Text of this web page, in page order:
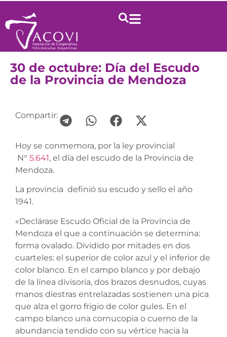
30 de octubre: Día del Escudo
de la Provincia de Mendoza
Compartir:
Hoy se conmemora, por la ley provincial
N° 5.641, el día del escudo de la Provincia de
Mendoza.
La provincia definió su escudo y sello el año
1941.
«Declárase Escudo Oficial de la Provincia de
Mendoza el que a continuación se determina:
forma ovalado. Dividido por mitades en dos
cuarteles: el superior de color azul y el inferior de
color blanco. En el campo blanco y por debajo
de la línea divisoria, dos brazos desnudos, cuyas
manos diestras entrelazadas sostienen una pica
que alza el gorro frigio de color gules. En el
campo blanco una cornucopia o cuerno de la
abundancia tendido con su vértice hacia la